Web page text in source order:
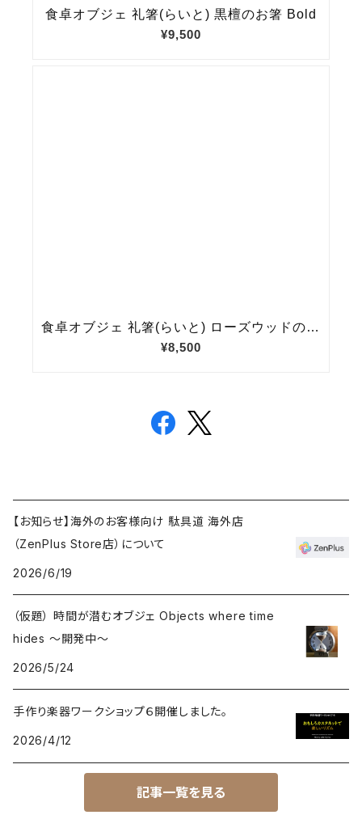
【お知らせ】海外のお客様向け 駄具道 海外店
（ZenPlus Store店）について
2026/6/19
（仮題） 時間が潜むオブジェ Objects where time
hides ～開発中～
2026/5/24
手作り楽器ワークショップ６開催しました。
2026/4/12
記事一覧を見る